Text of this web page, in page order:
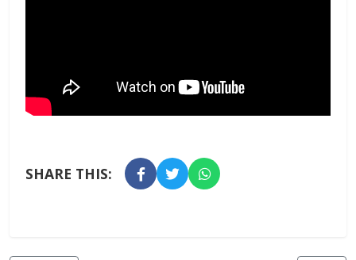
SHARE THIS: